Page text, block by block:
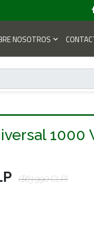
NOSOTROS
1000
($63.990 CLP)